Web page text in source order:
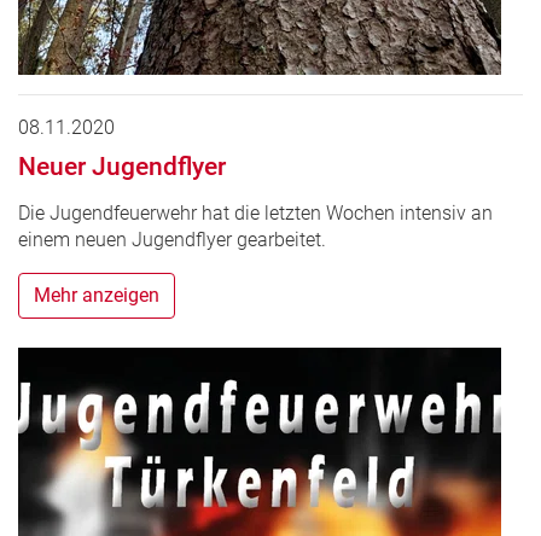
08.11.2020
Neuer Jugendflyer
Die Jugendfeuerwehr hat die letzten Wochen intensiv an
einem neuen Jugendflyer gearbeitet.
Mehr anzeigen